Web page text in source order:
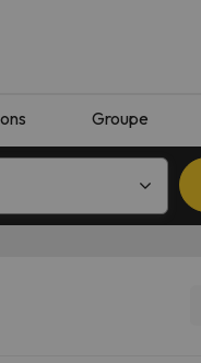
Groupe